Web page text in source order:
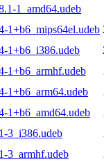
1_amd64.udeb
1+b6_mips64el.udeb
1+b6_i386.udeb
1+b6_armhf.udeb
1+b6_arm64.udeb
1+b6_amd64.udeb
3_i386.udeb
3_armhf.udeb